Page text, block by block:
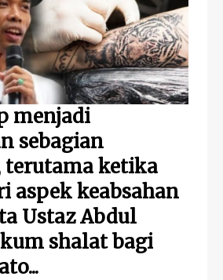
menjadi
sebagian
terutama ketika
aspek keabsahan
Ustaz Abdul
shalat bagi